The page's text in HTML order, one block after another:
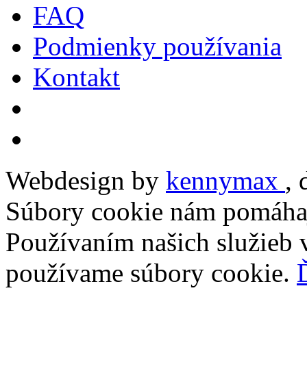
FAQ
Podmienky používania
Kontakt
Webdesign by kennymax ,
Súbory cookie nám
Používaním našich služieb
používame súbory cookie.